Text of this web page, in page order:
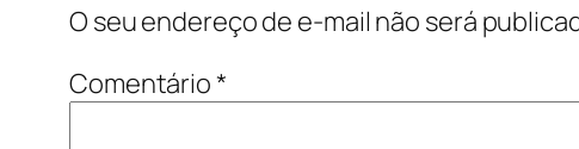
O seu endereço de e-mail não será
Comentário*